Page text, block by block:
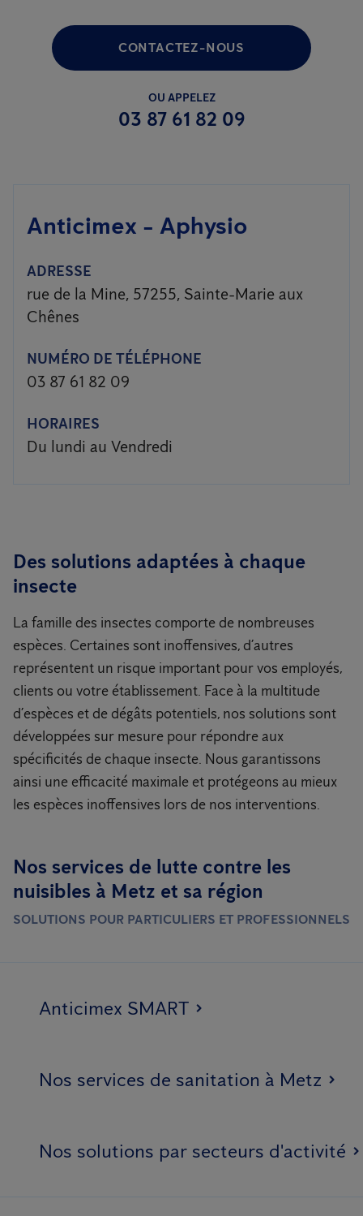
CONTACTEZ-NOUS
OU APPELEZ
03 87 61 82 09
Anticimex - Aphysio
ADRESSE
rue de la Mine, 57255, Sainte-Marie aux
Chênes
NUMÉRO DE TÉLÉPHONE
03 87 61 82 09
HORAIRES
Du lundi au Vendredi
Des solutions adaptées à chaque
insecte
La famille des insectes comporte de nombreuses
espèces. Certaines sont inoffensives, d’autres
représentent un risque important pour vos employés,
clients ou votre établissement. Face à la multitude
d’espèces et de dégâts potentiels, nos solutions sont
développées sur mesure pour répondre aux
spécificités de chaque insecte. Nous garantissons
ainsi une efficacité maximale et protégeons au mieux
les espèces inoffensives lors de nos interventions.
Nos services de lutte contre les
nuisibles à Metz et sa région
SOLUTIONS POUR PARTICULIERS ET PROFESSIONNELS
Anticimex SMART
Nos services de sanitation à Metz
Nos solutions par secteurs d'activité